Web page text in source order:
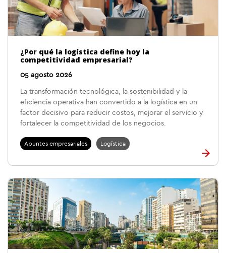
¿Por qué la logística define hoy la
competitividad empresarial?
05 agosto 2026
La transformación tecnológica, la sostenibilidad y la
eficiencia operativa han convertido a la logística en un
factor decisivo para reducir costos, mejorar el servicio y
fortalecer la competitividad de los negocios.
Apuntes empresariales Logística